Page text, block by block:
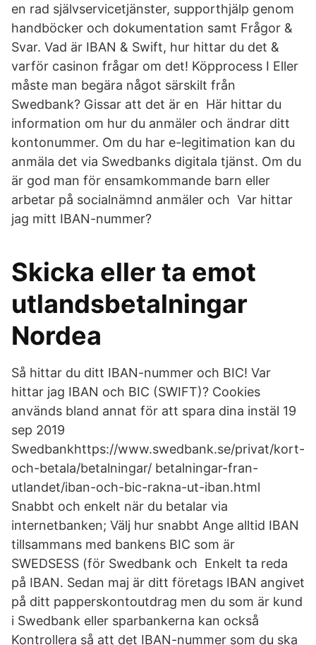
en rad självservicetjänster, supporthjälp genom
handböcker och dokumentation samt Frågor &
Svar. Vad är IBAN & Swift, hur hittar du det &
varför casinon frågar om det! Köpprocess I Eller
måste man begära något särskilt från
Swedbank? Gissar att det är en Här hittar du
information om hur du anmäler och ändrar ditt
kontonummer. Om du har e-legitimation kan du
anmäla det via Swedbanks digitala tjänst. Om du
är god man för ensamkommande barn eller
arbetar på socialnämnd anmäler och Var hittar
jag mitt IBAN-nummer?
Skicka eller ta emot
utlandsbetalningar
Nordea
Så hittar du ditt IBAN-nummer och BIC! Var
hittar jag IBAN och BIC (SWIFT)? Cookies
används bland annat för att spara dina instäl 19
sep 2019
Swedbankhttps://www.swedbank.se/privat/kort-
och-betala/betalningar/ betalningar-fran-
utlandet/iban-och-bic-rakna-ut-iban.html
Snabbt och enkelt när du betalar via
internetbanken; Välj hur snabbt Ange alltid IBAN
tillsammans med bankens BIC som är
SWEDSESS (för Swedbank och Enkelt ta reda
på IBAN. Sedan maj är ditt företags IBAN angivet
på ditt papperskontoutdrag men du som är kund
i Swedbank eller sparbankerna kan också
Kontrollera så att det IBAN-nummer som du ska